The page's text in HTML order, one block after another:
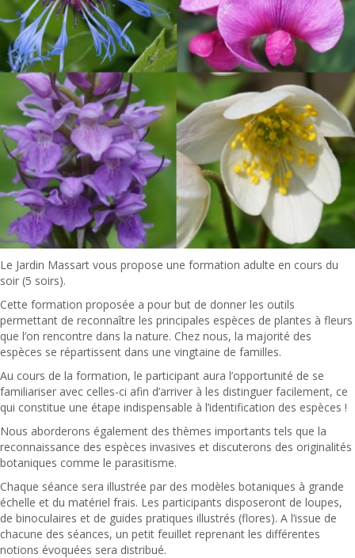
Le Jardin Massart vous propose une formation adulte en cours du
soir (5 soirs).
Cette formation proposée a pour but de donner les outils
permettant de reconnaître les principales espèces de plantes à fleurs
que l’on rencontre dans la nature. Chez nous, la majorité des
espèces se répartissent dans une vingtaine de familles.
Au cours de la formation, le participant aura l’opportunité de se
familiariser avec celles-ci afin d’arriver à les distinguer facilement, ce
qui constitue une étape indispensable à l’identification des espèces !
Nous aborderons également des thèmes importants tels que la
reconnaissance des espèces invasives et discuterons des originalités
botaniques comme le parasitisme.
Chaque séance sera illustrée par des modèles botaniques à grande
échelle et du matériel frais. Les participants disposeront de loupes,
de binoculaires et de guides pratiques illustrés (flores). A l’issue de
chacune des séances, un petit feuillet reprenant les différentes
notions évoquées sera distribué.